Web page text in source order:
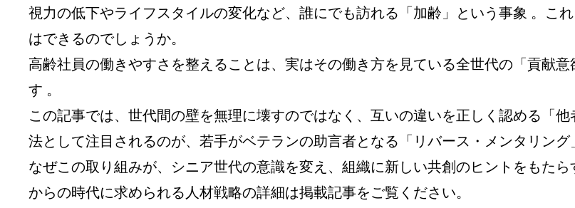
視力の低下やライフスタイルの変化など、誰にでも訪れる「加齢」という事象 。こ
はできるのでしょうか。
高齢社員の働きやすさを整えることは、実はその働き方を見ている全世代の「貢献
す 。
この記事では、世代間の壁を無理に壊すのではなく、互いの違いを正しく認める「
法として注目されるのが、若手がベテランの助言者となる「リバース・メンタリング
なぜこの取り組みが、シニア世代の意識を変え、組織に新しい共創のヒントをもた
からの時代に求められる人材戦略の詳細は掲載記事をご覧ください。